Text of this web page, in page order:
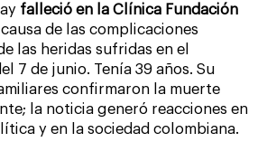
falleció en la Clínica Fundación
de las complicaciones
las heridas sufridas en el
7 de junio. Tenía 39 años. Su
confirmaron la muerte
la noticia generó reacciones en
y en la sociedad colombiana.